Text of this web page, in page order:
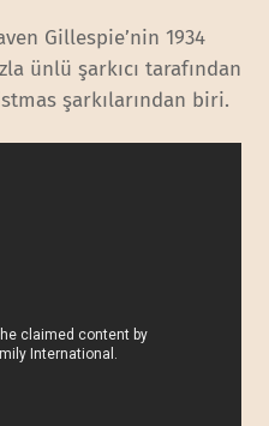
Gillespie’nin 1934
ünlü şarkıcı tarafından
şarkılarından biri.